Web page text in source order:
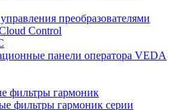
преобразователями
Control
панели оператора VEDA
фильтры гармоник
фильтры гармоник серии